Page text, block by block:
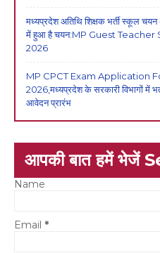
मध्यप्रदेश अतिथि शिक्षक भर्ती स्कूल
में हुआ है चयन:MP Guest
2026
MP CPCT Exam Application
2026,मध्यप्रदेश के सरकारी विभागों में
आवेदन प्रारंभ
आपकी बात हमें भेजें
Name
Email *